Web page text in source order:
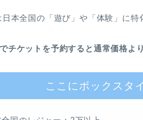
本全国の「遊び」や「体験」に特
チケットを予約すると通常価格よ
ここにボックスタ